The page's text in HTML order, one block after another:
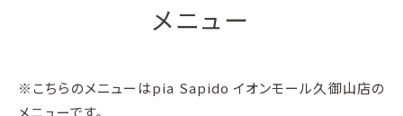
メニュー
※こちらのメニューはpia Sapido イオンモール久御山店の
メニューです。